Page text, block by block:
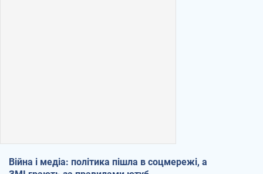
Війна і медіа: політика пішла в соцмережі, а